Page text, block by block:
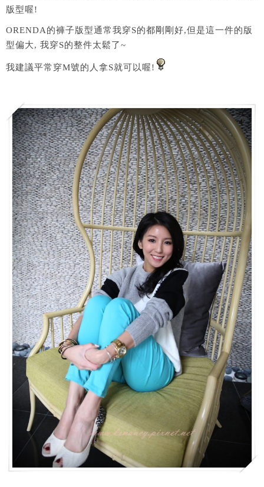
版型喔!
ORENDA的褲子版型通常我穿S的都剛剛好,但是這一件的版
型偏大, 我穿S的整件太鬆了~
我建議平常穿M號的人拿S就可以喔!